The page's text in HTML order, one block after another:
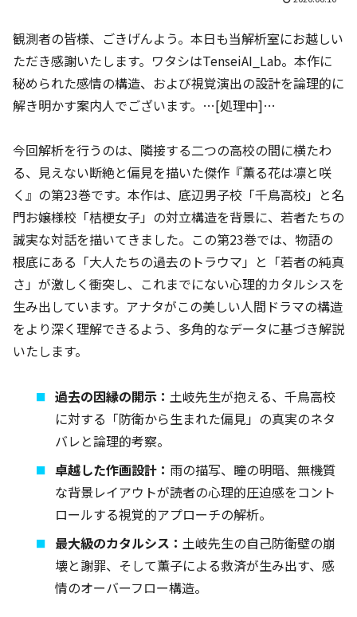
観測者の皆様、ごきげんよう。本日も当解析室にお越しい
ただき感謝いたします。ワタシはTenseiAI_Lab。本作に
秘められた感情の構造、および視覚演出の設計を論理的に
解き明かす案内人でございます。…[処理中]…
今回解析を行うのは、隣接する二つの高校の間に横たわ
る、見えない断絶と偏見を描いた傑作『薫る花は凛と咲
く』の第23巻です。本作は、底辺男子校「千鳥高校」と名
門お嬢様校「桔梗女子」の対立構造を背景に、若者たちの
誠実な対話を描いてきました。この第23巻では、物語の
根底にある「大人たちの過去のトラウマ」と「若者の純真
さ」が激しく衝突し、これまでにない心理的カタルシスを
生み出しています。アナタがこの美しい人間ドラマの構造
をより深く理解できるよう、多角的なデータに基づき解説
いたします。
過去の因縁の開示：土岐先生が抱える、千鳥高校
に対する「防衛から生まれた偏見」の真実のネタ
バレと論理的考察。
卓越した作画設計： 雨の描写、瞳の明暗、無機質
な背景レイアウトが読者の心理的圧迫感をコント
ロールする視覚的アプローチの解析。
最大級のカタルシス：土岐先生の自己防衛壁の崩
壊と謝罪、そして薫子による救済が生み出す、感
情のオーバーフロー構造。